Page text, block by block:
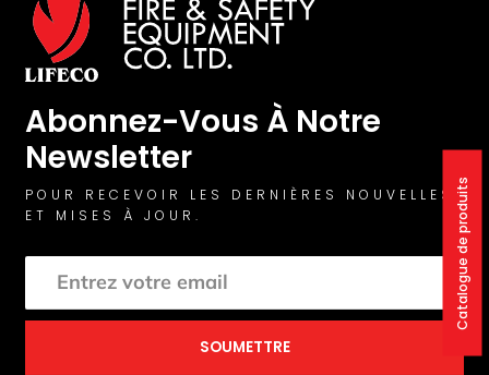
Abonnez-Vous À Notre
Newsletter
POUR RECEVOIR LES DERNIÈRES NOUVELLES
ET MISES À JOUR.
SOUMETTRE
Catalogue de produits